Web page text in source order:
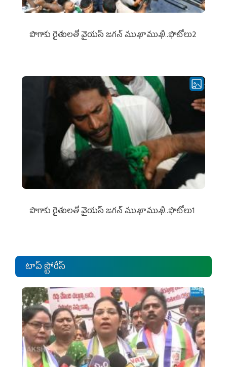
పొగాకు రైతుల‌తో వైయ‌స్ జ‌గ‌న్ ముఖాముఖి..ఫొటోలు2
పొగాకు రైతుల‌తో వైయ‌స్ జ‌గ‌న్ ముఖాముఖి..ఫొటోలు1
టాప్ స్టోరీస్